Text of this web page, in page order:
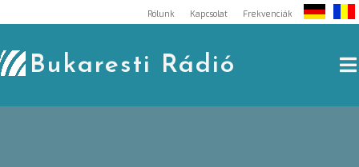
to
content
Rólunk Kapcsolat Frekvenciák
Bukaresti Rádió